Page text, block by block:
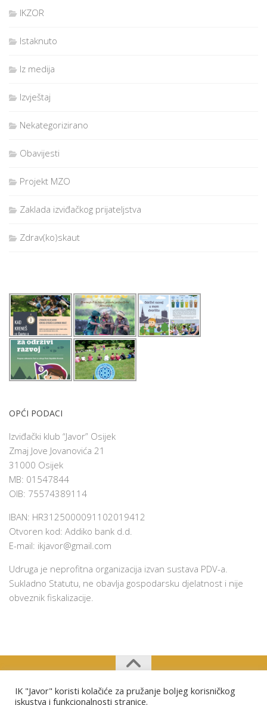
IKZOR
Istaknuto
Iz medija
Izvještaj
Nekategorizirano
Obavijesti
Projekt MZO
Zaklada izviđačkog prijateljstva
Zdrav(ko)skaut
OPĆI PODACI
Izviđački klub “Javor” Osijek
Zmaj Jove Jovanovića 21
31000 Osijek
MB: 01547844
OIB: 75574389114
IBAN: HR3125000091102019412
Otvoren kod: Addiko bank d.d.
E-mail: ikjavor@gmail.com
Udruga je neprofitna organizacija izvan sustava PDV-a.
Sukladno Statutu, ne obavlja gospodarsku djelatnost i nije
obveznik fiskalizacije.
Izviđački klub "Javor" Osijek © 2026. Sva prava pridržana.
IK "Javor" koristi kolačiće za pružanje boljeg korisničkog
iskustva i funkcionalnosti stranice.